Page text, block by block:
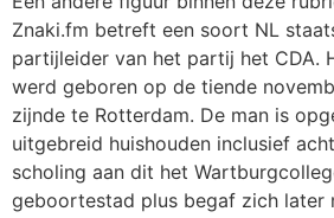
Znaki.fm betreft een soort NL
partijleider van het partij het CDA.
werd geboren op de tiende
zijnde te Rotterdam. De man is
uitgebreid huishouden inclusief
scholing aan dit het
geboortestad plus begaf zich later